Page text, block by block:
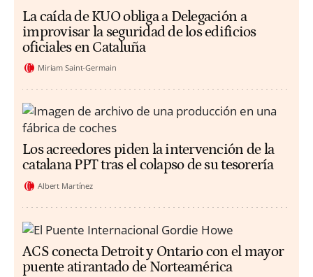
La caída de KUO obliga a Delegación a
improvisar la seguridad de los edificios
oficiales en Cataluña
Miriam Saint-Germain
Los acreedores piden la intervención de la
catalana PPT tras el colapso de su tesorería
Albert Martínez
ACS conecta Detroit y Ontario con el mayor
puente atirantado de Norteamérica